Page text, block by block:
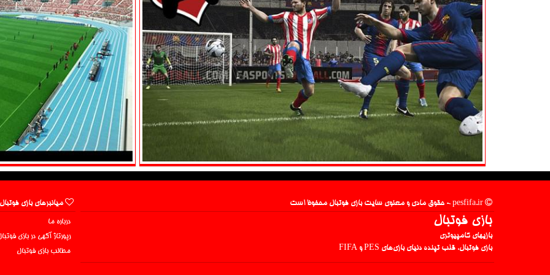
بازی فوتبال
بازیهای کامپیوتری
بازی فوتبال، قلب تپنده دنیای بازی‌های PES و FIFA
میانبرهای بازی
درباره ما
رپورتاژ آگهی در بازی
مطالب بازی فوتبال